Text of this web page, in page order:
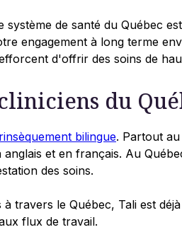
système de santé du Québec
engagement à long terme
d'offrir des soins de
du
bilingue. Partout
anglais et en français. Au
des soins.
travers le Québec, Tali est
flux de travail.